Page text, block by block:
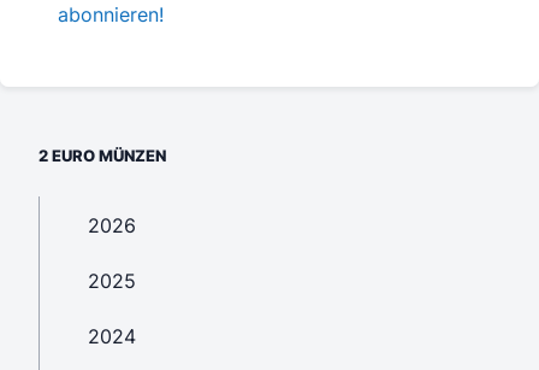
abonnieren!
2 EURO MÜNZEN
2026
2025
2024